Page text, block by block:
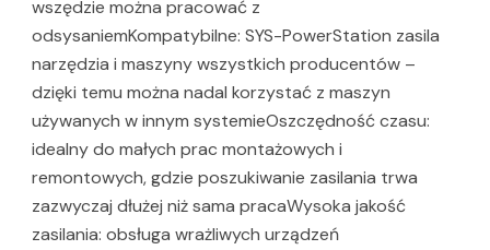
wszędzie można pracować z
odsysaniemKompatybilne: SYS-PowerStation zasila
narzędzia i maszyny wszystkich producentów –
dzięki temu można nadal korzystać z maszyn
używanych w innym systemieOszczędność czasu:
idealny do małych prac montażowych i
remontowych, gdzie poszukiwanie zasilania trwa
zazwyczaj dłużej niż sama pracaWysoka jakość
zasilania: obsługa wrażliwych urządzeń